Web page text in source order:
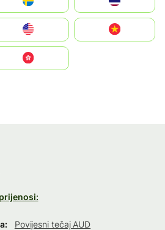
Povijesni tečaj AUD